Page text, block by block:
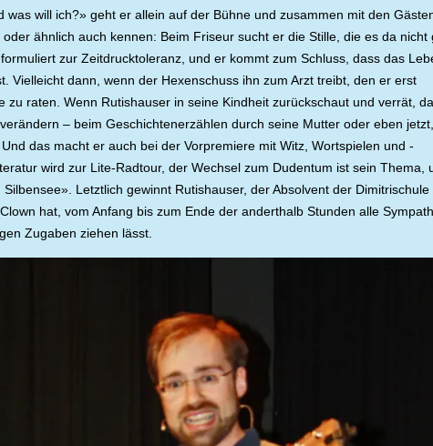
was will ich?» geht er allein auf der Bühne und zusammen mit den
ähnlich auch kennen: Beim Friseur sucht er die Stille, die es da nicht
zur Zeitdrucktoleranz, und er kommt zum Schluss, dass das
Vielleicht dann, wenn der Hexenschuss ihn zum Arzt treibt, den er erst
zu raten. Wenn Rutishauser in seine Kindheit zurückschaut und verrät,
– beim Geschichtenerzählen durch seine Mutter oder eben jetzt,
das macht er auch bei der Vorpremiere mit Witz, Wortspielen und -
wird zur Lite-Radtour, der Wechsel zum Dudentum ist sein Thema,
Letztlich gewinnt Rutishauser, der Absolvent der Dimitrischule
hat, vom Anfang bis zum Ende der anderthalb Stunden alle
Zugaben ziehen lässt.